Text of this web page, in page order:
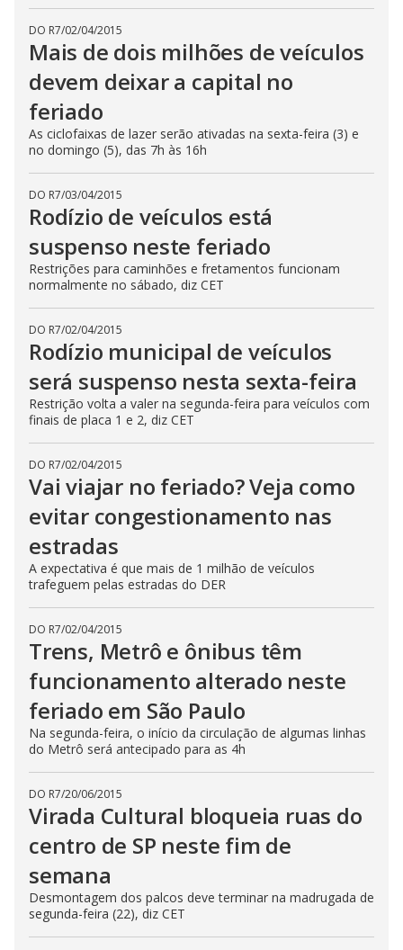
DO R7/02/04/2015
Mais de dois milhões de veículos
devem deixar a capital no
feriado
As ciclofaixas de lazer serão ativadas na sexta-feira (3) e
no domingo (5), das 7h às 16h
DO R7/03/04/2015
Rodízio de veículos está
suspenso neste feriado
Restrições para caminhões e fretamentos funcionam
normalmente no sábado, diz CET
DO R7/02/04/2015
Rodízio municipal de veículos
será suspenso nesta sexta-feira
Restrição volta a valer na segunda-feira para veículos com
finais de placa 1 e 2, diz CET
DO R7/02/04/2015
Vai viajar no feriado? Veja como
evitar congestionamento nas
estradas
A expectativa é que mais de 1 milhão de veículos
trafeguem pelas estradas do DER
DO R7/02/04/2015
Trens, Metrô e ônibus têm
funcionamento alterado neste
feriado em São Paulo
Na segunda-feira, o início da circulação de algumas linhas
do Metrô será antecipado para as 4h
DO R7/20/06/2015
Virada Cultural bloqueia ruas do
centro de SP neste fim de
semana
Desmontagem dos palcos deve terminar na madrugada de
segunda-feira (22), diz CET